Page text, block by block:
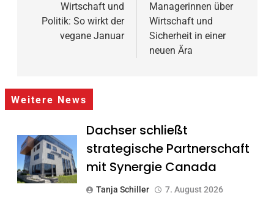
Wirtschaft und
Politik: So wirkt der
vegane Januar
Managerinnen über
Wirtschaft und
Sicherheit in einer
neuen Ära
Weitere News
Dachser schließt
strategische Partnerschaft
mit Synergie Canada
Tanja Schiller 7. August 2026